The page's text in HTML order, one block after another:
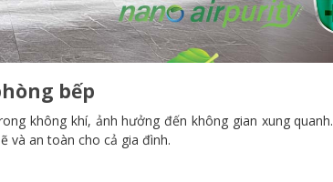
bếp
không khí, ảnh hưởng đến không gian xung quanh.
và an toàn cho cả gia đình.